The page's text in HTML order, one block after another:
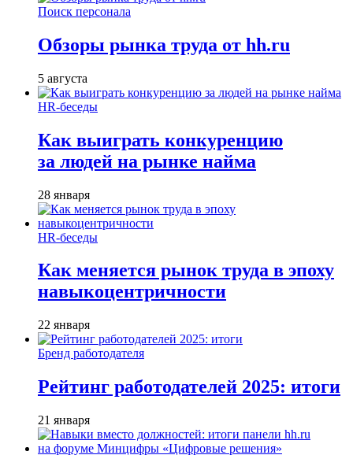
Поиск персонала
Обзоры рынка труда от hh.ru
5 августа
HR-беседы
Как выиграть конкуренцию
за людей на рынке найма
28 января
HR-беседы
Как меняется рынок труда в эпоху
навыкоцентричности
22 января
Бренд работодателя
Рейтинг работодателей 2025: итоги
21 января